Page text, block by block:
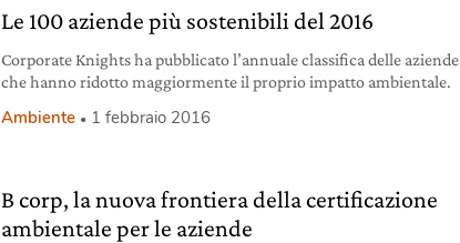
Le 100 aziende più sostenibili del 2016
Corporate Knights ha pubblicato l’annuale classifica delle aziende
che hanno ridotto maggiormente il proprio impatto ambientale.
Ambiente 1 febbraio 2016
B corp, la nuova frontiera della certificazione
ambientale per le aziende